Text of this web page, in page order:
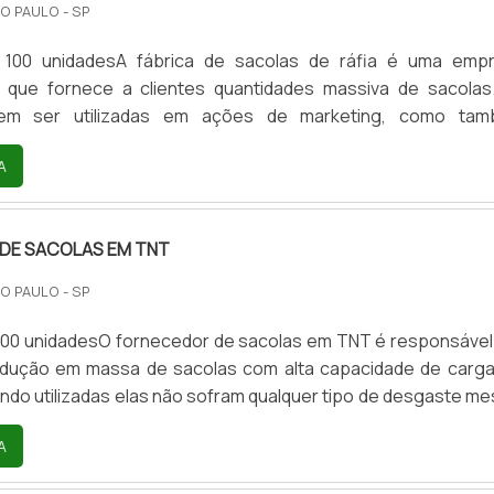
padrão, a empresa conta com profissionais
e em bom estado, conquistando então a confiança
Comércio de Sacaria é uma corporação que tem
segmento pela idoneidade em tudo que faz onde
de ponta a ponta.
PAULO - SP
unidadesA fábrica de sacolas de ráfia é uma
que fornece a clientes quantidades massiva de
ser utilizadas em ações de marketing, como
a comercialização.Motivos para utilizar o
no uso das sacolas de ráfia. O material utilizado
sacolas é proveniente das fibras das palmeiras, um
SACOLAS EM TNT
PAULO - SP
unidadesO fornecedor de sacolas em TNT é
em massa de sacolas com alta capacidade de
utilizadas elas não sofram qualquer tipo de desgaste
de clima e temperatura.REQUISITOS PARA UM
DE SACOLAS EM TNTAo procurar por um fabricante de
atentar a alguns requisitos, estes que determinam a